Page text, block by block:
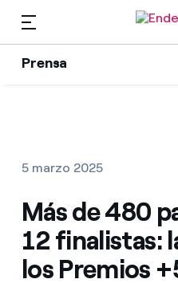
Prensa
Prensa
Encuentra la tarifa que
Recursos
Colecciones
5 marzo 2025
Más de 480
12 finalistas:
los Premios